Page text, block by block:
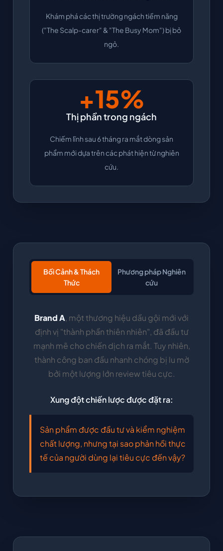
Khám phá các thị trường ngách tiềm năng
("The Scalp-carer" & "The Busy Mom") bị bỏ
ngỏ.
+15%
Thị phần trong ngách
Chiếm lĩnh sau 6 tháng ra mắt dòng sản
phẩm mới dựa trên các phát hiện từ nghiên
cứu.
Bối Cảnh & Thách
Thức
Phương pháp Nghiên
cứu
Brand A, một thương hiệu dầu gội mới với
định vị "thành phần thiên nhiên", đã đầu tư
mạnh mẽ cho chiến dịch ra mắt. Tuy nhiên,
thành công ban đầu nhanh chóng bị lu mờ
bởi một lượng lớn review tiêu cực.
Xung đột chiến lược được đặt ra:
Sản phẩm được đầu tư và kiểm nghiệm
chất lượng, nhưng tại sao phản hồi thực
tế của người dùng lại tiêu cực đến vậy?